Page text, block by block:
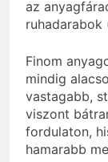
az
ruhadarabok
Finom
mindig
vastagabb,
viszont
fordulaton,
hamarabb